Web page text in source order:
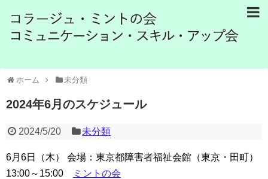
ホーム 未分類
2024年6月のスケジュール
2024/5/20 未分類
6月6日（木） 会場：東京都障害者福祉会館（東京・田町）
13:00～15:00
ミントの会